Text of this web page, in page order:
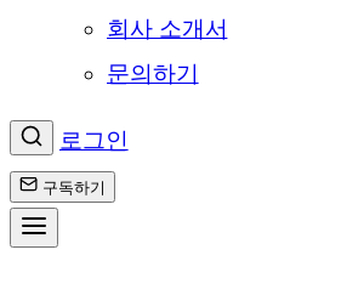
회사 소개서
문의하기
로그인
구독하기